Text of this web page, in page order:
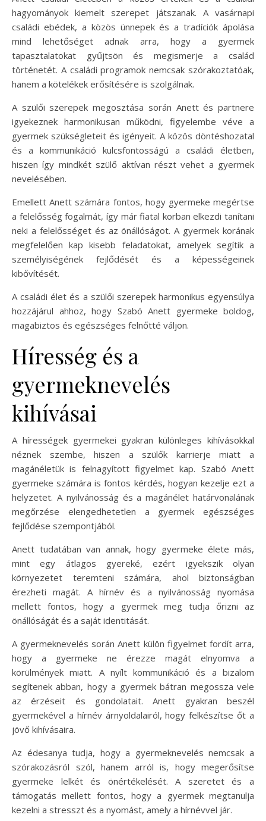
hagyományok kiemelt szerepet játszanak. A vasárnapi
családi ebédek, a közös ünnepek és a tradíciók ápolása
mind lehetőséget adnak arra, hogy a gyermek
tapasztalatokat gyűjtsön és megismerje a család
történetét. A családi programok nemcsak szórakoztatóak,
hanem a kötelékek erősítésére is szolgálnak.
A szülői szerepek megosztása során Anett és partnere
igyekeznek harmonikusan működni, figyelembe véve a
gyermek szükségleteit és igényeit. A közös döntéshozatal
és a kommunikáció kulcsfontosságú a családi életben,
hiszen így mindkét szülő aktívan részt vehet a gyermek
nevelésében.
Emellett Anett számára fontos, hogy gyermeke megértse
a felelősség fogalmát, így már fiatal korban elkezdi tanítani
neki a felelősséget és az önállóságot. A gyermek korának
megfelelően kap kisebb feladatokat, amelyek segítik a
személyiségének fejlődését és a képességeinek
kibővítését.
A családi élet és a szülői szerepek harmonikus egyensúlya
hozzájárul ahhoz, hogy Szabó Anett gyermeke boldog,
magabiztos és egészséges felnőtté váljon.
Híresség és a
gyermeknevelés
kihívásai
A hírességek gyermekei gyakran különleges kihívásokkal
néznek szembe, hiszen a szülők karrierje miatt a
magánéletük is felnagyított figyelmet kap. Szabó Anett
gyermeke számára is fontos kérdés, hogyan kezelje ezt a
helyzetet. A nyilvánosság és a magánélet határvonalának
megőrzése elengedhetetlen a gyermek egészséges
fejlődése szempontjából.
Anett tudatában van annak, hogy gyermeke élete más,
mint egy átlagos gyereké, ezért igyekszik olyan
környezetet teremteni számára, ahol biztonságban
érezheti magát. A hírnév és a nyilvánosság nyomása
mellett fontos, hogy a gyermek meg tudja őrizni az
önállóságát és a saját identitását.
A gyermeknevelés során Anett külön figyelmet fordít arra,
hogy a gyermeke ne érezze magát elnyomva a
körülmények miatt. A nyílt kommunikáció és a bizalom
segítenek abban, hogy a gyermek bátran megossza vele
az érzéseit és gondolatait. Anett gyakran beszél
gyermekével a hírnév árnyoldalairól, hogy felkészítse őt a
jövő kihívásaira.
Az édesanya tudja, hogy a gyermeknevelés nemcsak a
szórakozásról szól, hanem arról is, hogy megerősítse
gyermeke lelkét és önértékelését. A szeretet és a
támogatás mellett fontos, hogy a gyermek megtanulja
kezelni a stresszt és a nyomást, amely a hírnévvel jár.